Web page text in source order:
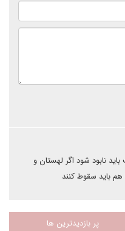
نابود شود اگر لهستان و
باید سقوط کنند
پر بازدیدترین ها